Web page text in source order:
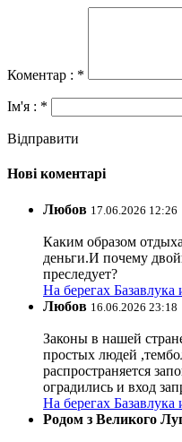
Коментар : *
Ім'я : *
Відправити
Нові коментарі
Любов 17.06.2026 12:26
Каким образом
деньги.И почему
преследует?
На берегах
Любов 16.06.2026 23:18
Законы в нашей
простых людей
распространяется
оградились и вход
На берегах
Родом з Великого